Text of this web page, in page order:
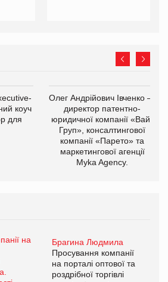
коуч
для
Олег Андрійович Івченко —
директор патентно-
юридичної компанії «Вайз
Груп», консалтингової
компанії «Парето» та
маркетингової агенції
Myka Agency.
Брагина Людмила
Просування компанії
на порталі оптової та
роздрібної торгівлі